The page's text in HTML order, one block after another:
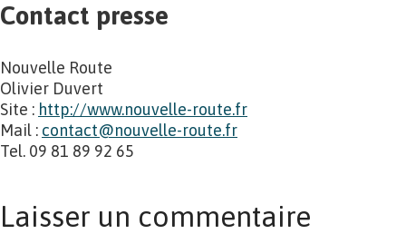
Contact presse
Nouvelle Route
Olivier Duvert
Site : http://www.nouvelle-route.fr
Mail : contact@nouvelle-route.fr
Tel. 09 81 89 92 65
Laisser un commentaire